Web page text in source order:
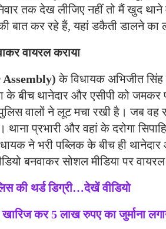
तक देख लीजिए नहीं तो मैं खुद थाने
की बात कर रहे हैं, यहां डकैती डालने
वायरल कराया
के विधायक अभिजीत सिंह
बीच थानेदार और एसीपी को जमकर
वालों ने लूट मचा रखी है। जब वह
थाना प्रभारी और वहां के दरोगा
ने भरी पब्लिक के बीच ही
बनवाकर सोशल मीडिया पर
की थर्ड डिग्री…देखें वीडियो
कर 5 लाख रुपए का जुर्माना